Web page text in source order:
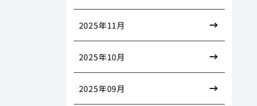
2025年11月
2025年10月
2025年09月